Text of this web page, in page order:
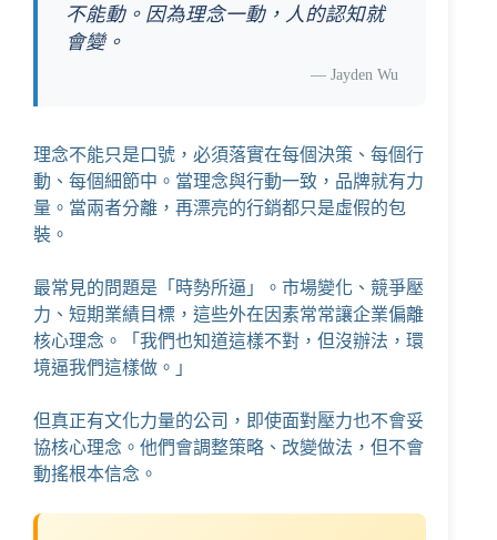
不能動。因為理念一動，人的認知就
會變。
—Jayden Wu
理念不能只是口號，必須落實在每個決策、每個行
動、每個細節中。當理念與行動一致，品牌就有力
量。當兩者分離，再漂亮的行銷都只是虛假的包
裝。
最常見的問題是「時勢所逼」。市場變化、競爭壓
力、短期業績目標，這些外在因素常常讓企業偏離
核心理念。「我們也知道這樣不對，但沒辦法，環
境逼我們這樣做。」
但真正有文化力量的公司，即使面對壓力也不會妥
協核心理念。他們會調整策略、改變做法，但不會
動搖根本信念。